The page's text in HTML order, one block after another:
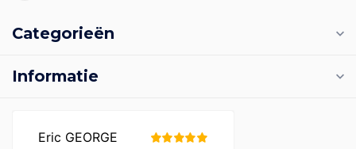
Categorieën
Informatie